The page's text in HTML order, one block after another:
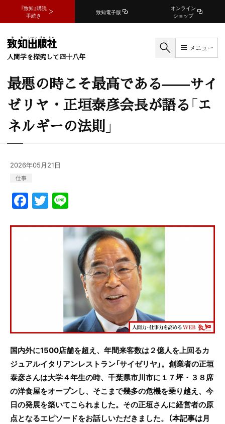
『致知』購読
手続き
致知電子版
オンライン
ショップ
人間学を探究して四十八年
メニュー
最悪の時こそ最高である——サイ
ゼリヤ・正垣泰彦会長が語る「エ
ネルギーの法則」
2026年05月21日
仕事
F
a
c
T
w
itte
国内外に1500店舗を超え、年間来客数は２億人を上回るカ
ジュアルイタリアンレストラン「サイゼリヤ」。創業者の正垣
泰彦さんは大学４年生の時、千葉県市川市に１７坪・３８席
の洋食屋をオープンし、そこまで幾多の危機を乗り越え、今
日の発展を築いてこられました。その正垣さんに経営者の原
点となるエピソードをお話しいただきました。 （本記事は月